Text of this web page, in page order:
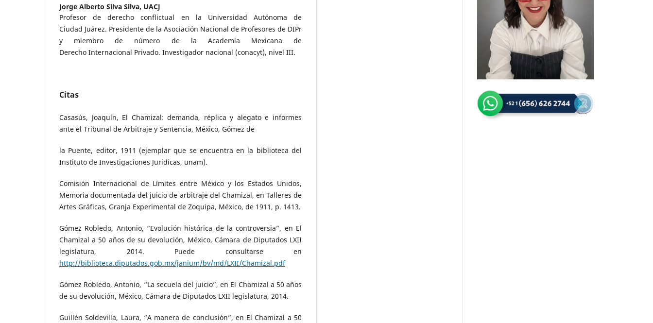
Jorge Alberto Silva Silva, UACJ
Profesor de derecho conflictual en la Universidad Autónoma de
Ciudad Juárez. Presidente de la Asociación Nacional de Profesores de DIPr
y miembro de número de la Academia Mexicana de
Derecho Internacional Privado. Investigador nacional (conacyt), nivel III.
Citas
Casasús, Joaquín, El Chamizal: demanda, réplica y alegato e informes
ante el Tribunal de Arbitraje y Sentencia, México, Gómez de
la Puente, editor, 1911 (ejemplar que se encuentra en la biblioteca del
Instituto de Investigaciones Jurídicas, unam).
Comisión Internacional de Límites entre México y los Estados Unidos,
Memoria documentada del juicio de arbitraje del Chamizal, en Talleres de
Artes Gráficas, Granja Experimental de Zoquipa, México, de 1911, p. 1413.
Gómez Robledo, Antonio, “Evolución histórica de la controversia”, en El
Chamizal a 50 años de su devolución, México, Cámara de Diputados LXII
legislatura, 2014. Puede consultarse en
http://biblioteca.diputados.gob.mx/janium/bv/md/LXII/Chamizal.pdf
Gómez Robledo, Antonio, “La secuela del juicio”, en El Chamizal a 50 años
de su devolución, México, Cámara de Diputados LXII legislatura, 2014.
Guillén Soldevilla, Laura, “A manera de conclusión”, en El Chamizal a 50